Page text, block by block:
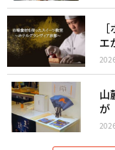
エ
山
が